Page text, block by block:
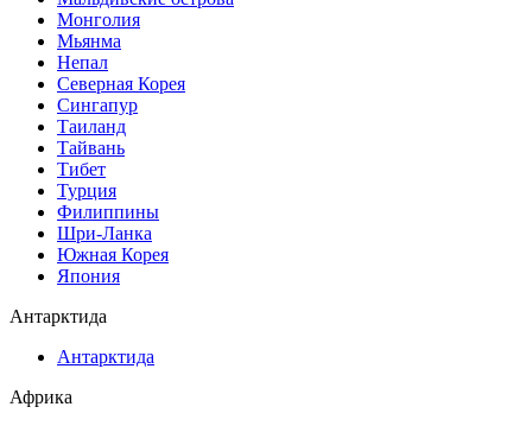
Монголия
Мьянма
Непал
Северная Корея
Сингапур
Таиланд
Тайвань
Тибет
Турция
Филиппины
Шри-Ланка
Южная Корея
Япония
Антарктида
Антарктида
Африка